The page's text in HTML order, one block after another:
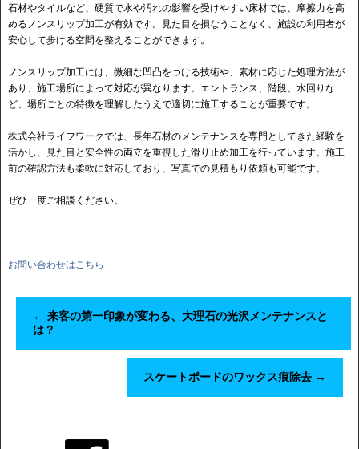
石材やタイルなど、硬質で水や汚れの影響を受けやすい床材では、摩擦力を高
めるノンスリップ加工が有効です。見た目を損なうことなく、施設の利用者が
安心して歩ける空間を整えることができます。
ノンスリップ加工には、微細な凹凸をつける技術や、素材に応じた処理方法が
あり、施工場所によって対応が異なります。エントランス、階段、水回りな
ど、場所ごとの特徴を理解したうえで適切に施工することが重要です。
株式会社ライフワークでは、長年石材のメンテナンスを専門としてきた経験を
活かし、見た目と安全性の両立を重視した滑り止め加工を行っています。施工
前の確認方法も柔軟に対応しており、写真での見積もり依頼も可能です。
ぜひ一度ご相談ください。
お問い合わせはこちら
← 来客の第一印象が変わる、大理石の光沢メンテナンスと
は？
スケートボードのワックス痕除去 →